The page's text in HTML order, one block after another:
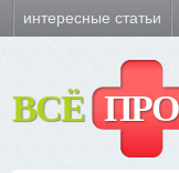
интересные статьи
ВСЁ ПРО